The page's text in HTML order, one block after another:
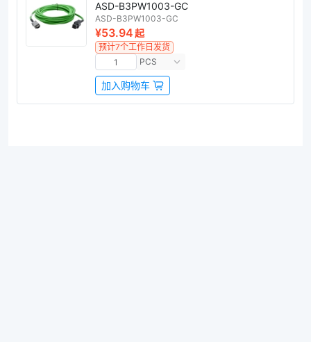
ASD-B3PW1003-GC
ASD-B3PW1003-GC
¥53.94起
预计7个工作日发货
PCS
加入购物车